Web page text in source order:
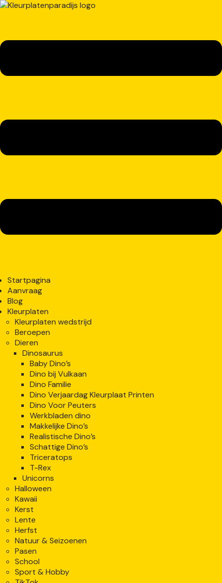
Startpagina
Aanvraag
Blog
Kleurplaten
Kleurplaten wedstrijd
Beroepen
Dieren
Dinosaurus
Baby Dino’s
Dino bij Vulkaan
Dino Familie
Dino Verjaardag Kleurplaat Printen
Dino Voor Peuters
Werkbladen dino
Makkelijke Dino’s
Realistische Dino’s
Schattige Dino’s
Triceratops
T-Rex
Unicorns
Halloween
Kawaii
Kerst
Lente
Herfst
Natuur & Seizoenen
Pasen
School
Sport & Hobby